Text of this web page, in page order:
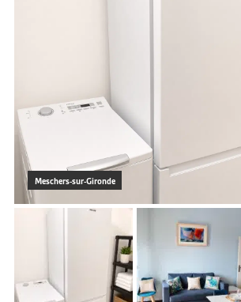
Meschers-sur-Gironde